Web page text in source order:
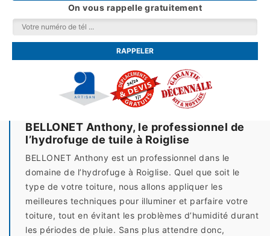
On vous rappelle gratuitement
BELLONET Anthony, le professionnel de
l’hydrofuge de tuile à Roiglise
BELLONET Anthony est un professionnel dans le
domaine de l’hydrofuge à Roiglise. Quel que soit le
type de votre toiture, nous allons appliquer les
meilleures techniques pour illuminer et parfaire votre
toiture, tout en évitant les problèmes d’humidité durant
les périodes de pluie. Sans plus attendre donc,